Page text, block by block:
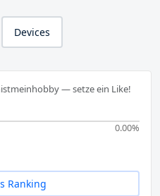
Devices
— setze ein Like!
0.00%
Ranking